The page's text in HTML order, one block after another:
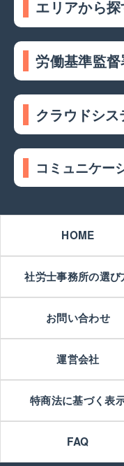
エリアから
労働基準監
クラウドシ
コミュニケー
HOME
社労士事務所の選び
お問い合わせ
運営会社
特商法に基づく表
FAQ